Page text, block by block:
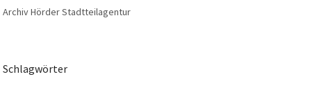
Archiv Hörder Stadtteilagentur
Schlagwörter